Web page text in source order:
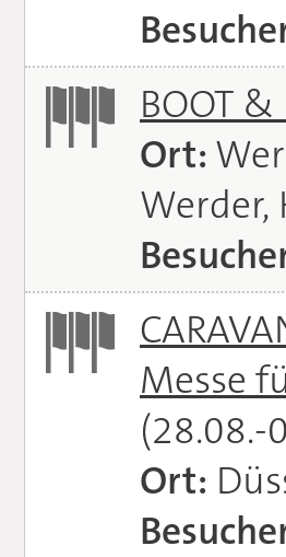
BOOT
Ort:
Werder,
Messe
(28.08.-
Ort: